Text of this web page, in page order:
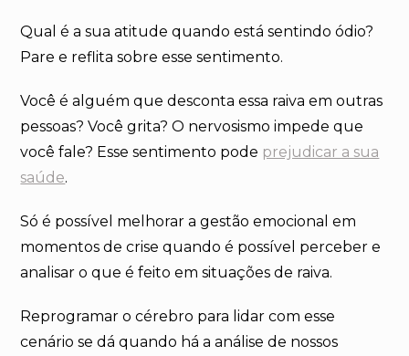
Qual é a sua atitude quando está sentindo ódio?
Pare e reflita sobre esse sentimento.
Você é alguém que desconta essa raiva em outras
pessoas? Você grita? O nervosismo impede que
você fale? Esse sentimento pode prejudicar a sua
saúde.
Só é possível melhorar a gestão emocional em
momentos de crise quando é possível perceber e
analisar o que é feito em situações de raiva.
Reprogramar o cérebro para lidar com esse
cenário se dá quando há a análise de nossos